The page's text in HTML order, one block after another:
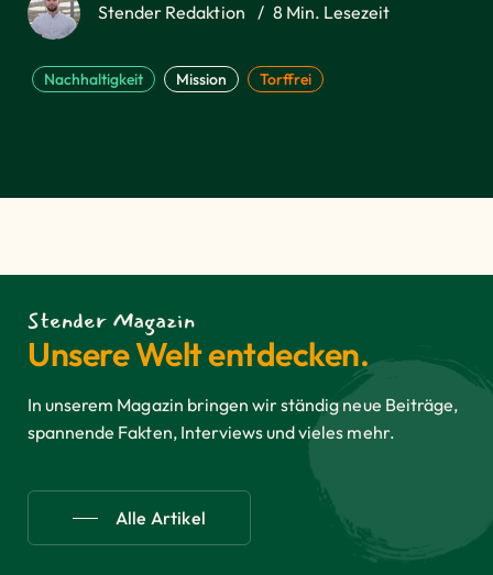
Stender Redaktion / 8 Min. Lesezeit
Nachhaltigkeit Mission Torffrei
Stender Magazin
Unsere Welt entdecken.
In unserem Magazin bringen wir ständig neue Beiträge,
spannende Fakten, Interviews und vieles mehr.
Alle Artikel